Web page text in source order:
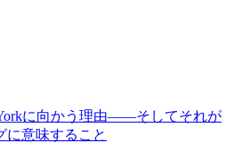
に向かう理由――そしてそれが
に意味すること